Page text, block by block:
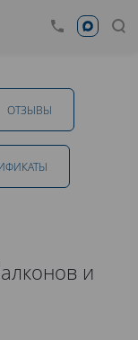
и лоджий
данных
ОТЗЫВЫ
и